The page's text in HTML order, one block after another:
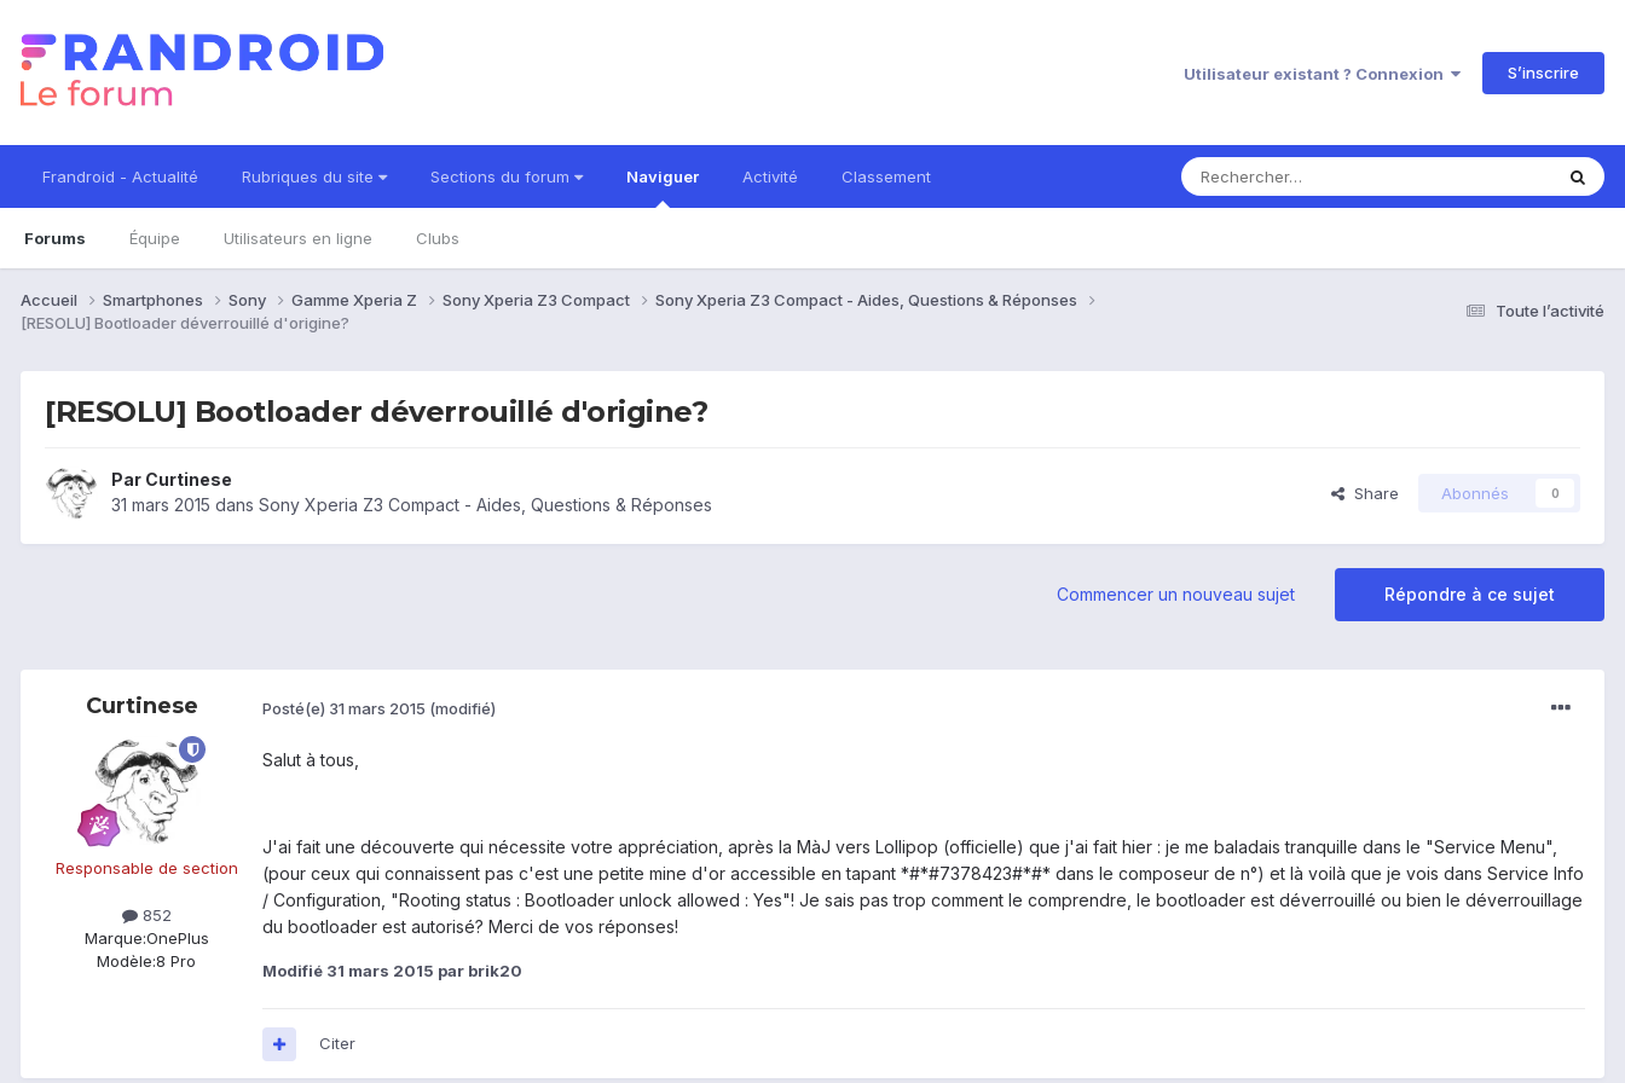
Utilisateur existant ? Connexion S’inscrire
Frandroid - Actualité Rubriques du site Sections du forum Naviguer
Forums Équipe Utilisateurs en ligne Clubs
Activité Classement
Toute l’activité
Accueil Smartphones Sony Gamme Xperia Z Sony Xperia Z3 Compact
Sony Xperia Z3 Compact - Aides, Questions & Réponses
[RESOLU] Bootloader déverrouillé d'origine?
[RESOLU] Bootloader déverrouillé d'origine?
Par Curtinese
31 mars 2015 dans Sony Xperia Z3 Compact - Aides, Questions & Réponses
Share Abonnés 0
Répondre à ce sujet
Commencer un nouveau sujet
Curtinese
Responsable de section
852
Marque:OnePlus
Modèle:8 Pro
Posté(e) 31 mars 2015 (modifié)
Salut à tous,
J'ai fait une découverte qui nécessite votre appréciation, après la MàJ vers Lollipop (officielle) que j'ai fait hier : je me baladais tranquille dans le "Service Menu",
(pour ceux qui connaissent pas c'est une petite mine d'or accessible en tapant *#*#7378423#*#* dans le composeur de n°) et là voilà que je vois dans Service Info
/ Configuration, "Rooting status : Bootloader unlock allowed : Yes"! Je sais pas trop comment le comprendre, le bootloader est déverrouillé ou bien le déverrouillage
du bootloader est autorisé? Merci de vos réponses!
Modifié 31 mars 2015 par brik20
Citer